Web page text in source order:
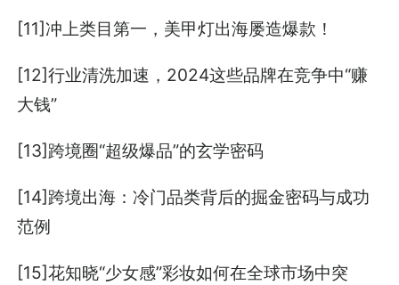
[11]冲上类目第一，美甲灯出海屡造爆款！
[12]行业清洗加速，2024这些品牌在竞争中“赚
大钱”
[13]跨境圈“超级爆品”的玄学密码
[14]跨境出海：冷门品类背后的掘金密码与成功
范例
[15]花知晓“少女感”彩妆如何在全球市场中突